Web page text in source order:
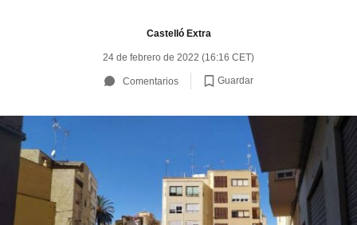
Castelló Extra
24 de febrero de 2022 (16:16 CET)
Comentarios Guardar